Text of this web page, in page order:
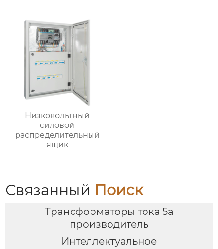
Низковольтный
силовой
распределительный
ящик
Связанный Поиск
Трансформаторы тока 5а
производитель
Интеллектуальное